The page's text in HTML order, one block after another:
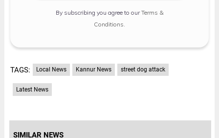
By subscribing you agree to ourTerms &
Conditions
TAGS: Local News Kannur News street dog attack
Latest News
SIMILAR NEWS